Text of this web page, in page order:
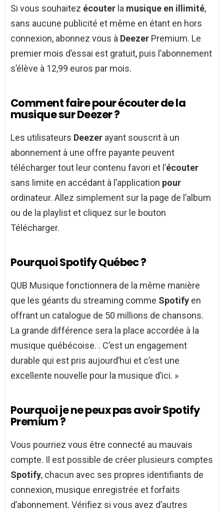
Si vous souhaitez écouter la musique en illimité,
sans aucune publicité et même en étant en hors
connexion, abonnez vous à Deezer Premium. Le
premier mois d’essai est gratuit, puis l’abonnement
s’élève à 12,99 euros par mois.
Comment faire pour écouter de la
musique sur Deezer ?
Les utilisateurs Deezer ayant souscrit à un
abonnement à une offre payante peuvent
télécharger tout leur contenu favori et l’écouter
sans limite en accédant à l’application pour
ordinateur. Allez simplement sur la page de l’album
ou de la playlist et cliquez sur le bouton
Télécharger.
Pourquoi Spotify Québec ?
QUB Musique fonctionnera de la même manière
que les géants du streaming comme Spotify en
offrant un catalogue de 50 millions de chansons.
La grande différence sera la place accordée à la
musique québécoise. . C’est un engagement
durable qui est pris aujourd’hui et c’est une
excellente nouvelle pour la musique d’ici. »
Pourquoi je ne peux pas avoir Spotify
Premium ?
Vous pourriez vous être connecté au mauvais
compte. Il est possible de créer plusieurs comptes
Spotify, chacun avec ses propres identifiants de
connexion, musique enregistrée et forfaits
d’abonnement. Vérifiez si vous avez d’autres